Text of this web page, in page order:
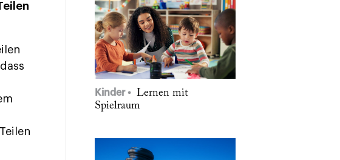
Kinder
Lernen mit
Spielraum